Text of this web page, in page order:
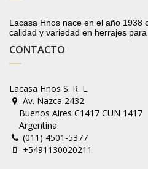
Lacasa Hnos nace en el año 1938
calidad y variedad en herrajes
CONTACTO
Lacasa Hnos S. R. L.
Av. Nazca 2432
Buenos Aires C1417 CUN 1417
Argentina
(011) 4501-5377
+5491130020211